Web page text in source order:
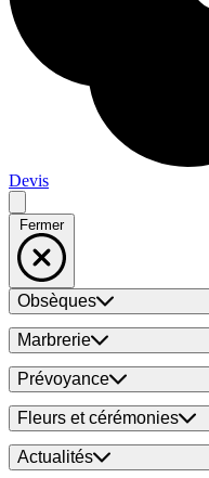
Devis
Fermer
Obsèques
Marbrerie
Prévoyance
Fleurs et cérémonies
Actualités